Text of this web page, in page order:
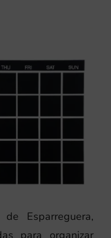
Esparreguera,